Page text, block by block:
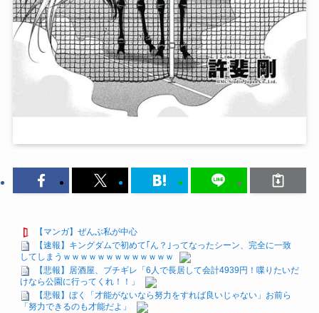
【マンガ】ぜんぶ私が中心
【速報】キングダムで初めて｢ん？｣ってなったシーン、完全に一致
してしまうｗｗｗｗｗｗｗｗｗｗｗｗｗ
【悲報】居酒屋、ブチギレ「6人で長居して会計4939円！喋りたいだ
けなら公園に行ってくれ！！」
【悲報】ぼく「才能がないなら努力をすれば良いじゃない」お前ら
「努力できるのも才能だよ」